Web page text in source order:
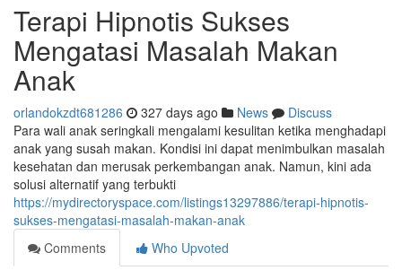
Terapi Hipnotis Sukses
Mengatasi Masalah Makan
Anak
orlandokzdt681286 327 days ago News
Discuss
Para wali anak seringkali mengalami kesulitan ketika menghadapi
anak yang susah makan. Kondisi ini dapat menimbulkan masalah
kesehatan dan merusak perkembangan anak. Namun, kini ada
solusi alternatif yang terbukti
https://mydirectoryspace.com/listings13297886/terapi-hipnotis-
sukses-mengatasi-masalah-makan-anak
Comments
Who Upvoted